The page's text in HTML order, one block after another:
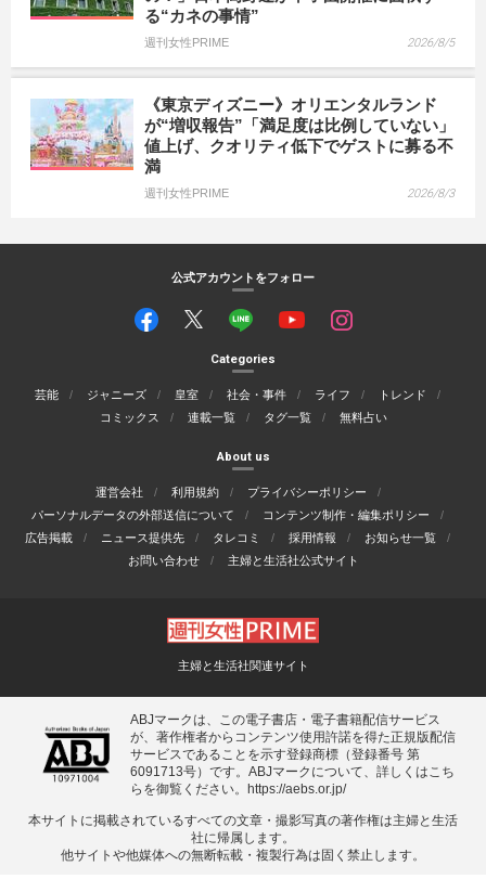
る“カネの事情”
週刊女性PRIME 2026/8/5
《東京ディズニー》オリエンタルランド
が“増収報告”「満足度は比例していない」
値上げ、クオリティ低下でゲストに募る不
満
週刊女性PRIME 2026/8/3
公式アカウントをフォロー
Categories
芸能 ジャニーズ 皇室 社会・事件 ライフ
トレンド
コミックス
連載一覧 タグ一覧 無料占い
About us
運営会社 利用規約
プライバシーポリシー
パーソナルデータの外部送信について
コンテンツ制作・編集ポリシー
広告掲載
ニュース提供先 タレコミ 採用情報
お知らせ一覧
お問い合わせ
主婦と生活社公式サイト
主婦と生活社関連サイト
ABJマークは、この電子書店・電子書籍配信サービス
が、著作権者からコンテンツ使用許諾を得た正規版配信
サービスであることを示す登録商標（登録番号 第
6091713号）です。ABJマークについて、詳しくはこち
らを御覧ください。
https://aebs.or.jp/
本サイトに掲載されているすべての⽂章・撮影写真の著作権は主婦と⽣活
社に帰属します。
他サイトや他媒体への無断転載・複製⾏為は固く禁⽌します。